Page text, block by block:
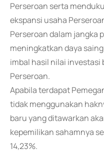
Perseroan serta
ekspansi usaha
Perseroan dalam jangka
meningkatkan daya
imbal hasil nilai investasi
Perseroan.
Apabila terdapat
tidak menggunakan
baru yang ditawarkan
kepemilikan sahamnya
14,23%.